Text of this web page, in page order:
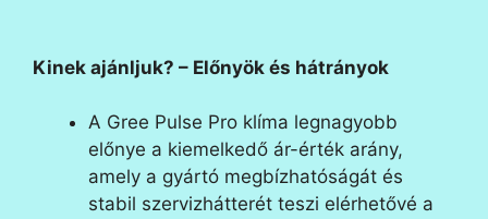
Kinek ajánljuk? – Előnyök és hátrányok
A Gree Pulse Pro klíma legnagyobb
előnye a kiemelkedő ár-érték arány,
amely a gyártó megbízhatóságát és
stabil szervizhátterét teszi elérhetővé a